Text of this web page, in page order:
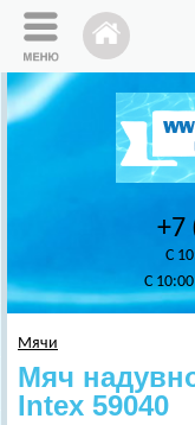
+7
C
C
Мячи
Мяч
Intex 59040